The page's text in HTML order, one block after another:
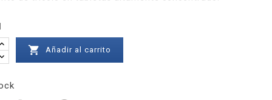
 Añadir al carrito